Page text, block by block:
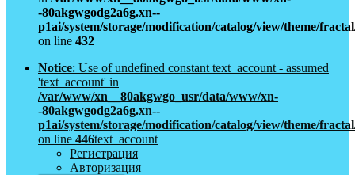
-80akgwgodg2a6g.xn--
p1ai/system/storage/modification/catalog/view/theme/
on line 432
Notice: Use of undefined constant text_account - assumed
'text_account' in
/var/www/xn__80akgwgo_usr/data/www/xn-
-80akgwgodg2a6g.xn--
p1ai/system/storage/modification/catalog/view/theme/
on line 446text_account
Регистрация
Авторизация